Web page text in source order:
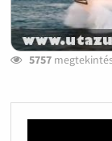
5757